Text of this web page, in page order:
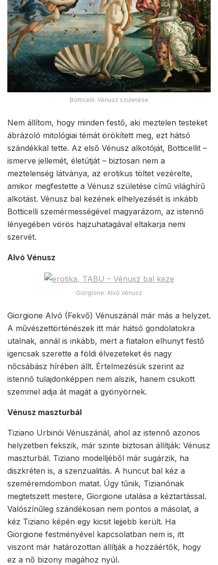
Botticelli: Vénusz születése
Nem állítom, hogy minden festő, aki meztelen testeket
ábrázoló mitológiai témát örökített meg, ezt hátsó
szándékkal tette. Az első Vénusz alkotóját, Botticellit –
ismerve jellemét, életútját – biztosan nem a
meztelenség látványa, az erotikus töltet vezérelte,
amikor megfestette a Vénusz születése című világhírű
alkotást. Vénusz bal kezének elhelyezését is inkább
Botticelli szemérmességével magyarázom, az istennő
lényegében vörös hajzuhatagával eltakarja nemi
szervét.
Alvó Vénusz
Giorgione: Alvó Vénusz
Giorgione Alvó (Fekvő) Vénuszánál már más a helyzet.
A művészettörténészek itt már hátsó gondolatokra
utalnak, annál is inkább, mert a fiatalon elhunyt festő
igencsak szerette a földi élvezeteket és nagy
nőcsábász hírében állt. Értelmezésük szerint az
istennő tulajdonképpen nem alszik, hanem csukott
szemmel adja át magát a gyönyörnek.
Vénusz maszturbál
Tiziano Urbinói Vénuszánál, ahol az istennő azonos
helyzetben fekszik, már szinte biztosan állítják: Vénusz
maszturbál. Tiziano modelljéből már sugárzik, ha
diszkréten is, a szenzualitás. A huncut bal kéz a
szeméremdombon matat. Úgy tűnik, Tizianónak
megtetszett mestere, Giorgione utalása a kéztartással.
Valószínűleg szándékosan nem pontos a másolat, a
kéz Tiziano képén egy kicsit lejjebb került. Ha
Giorgione festményével kapcsolatban nem is, itt
viszont már határozottan állítják a hozzáértők, hogy
ez a nő bizony magához nyúl.